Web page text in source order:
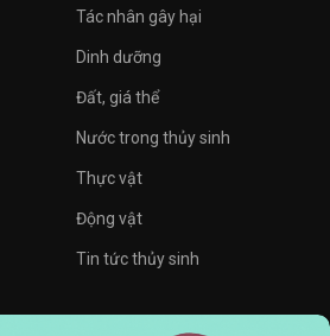
Tác nhân gây hại
Dinh dưỡng
Đất, giá thể
Nước trong thủy sinh
Thực vật
Động vật
Tin tức thủy sinh